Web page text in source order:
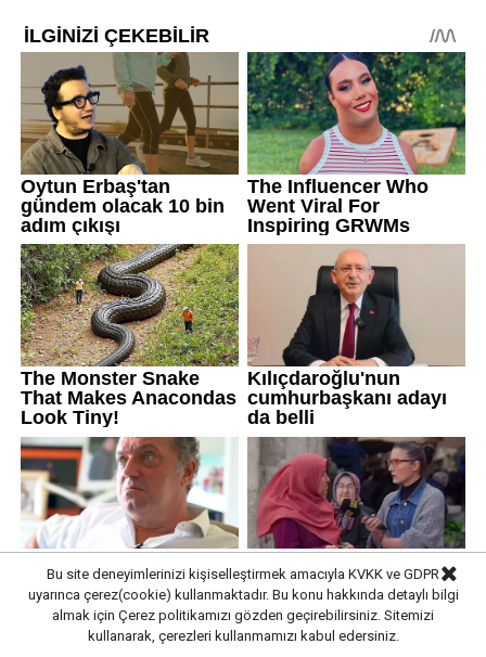
Bu site deneyimlerinizi kişiselleştirmek amacıyla KVKK ve GDPR
uyarınca çerez(cookie) kullanmaktadır. Bu konu hakkında detaylı bilgi
almak için Çerez politikamızı gözden geçirebilirsiniz. Sitemizi
kullanarak, çerezleri kullanmamızı kabul edersiniz.